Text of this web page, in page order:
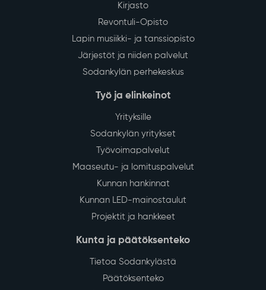
Kirjasto
Revontuli-Opisto
Lapin musiikki- ja tanssiopisto
Järjestöt ja niiden palvelut
Sodankylän perhekeskus
Työ ja elinkeinot
Yrityksille
Sodankylän yritykset
Työvoimapalvelut
Maaseutu- ja lomituspalvelut
Kunnan hankinnat
Kunnan LED-mainostaulut
Projektit ja hankkeet
Kunta ja päätöksenteko
Tietoa Sodankylästä
Päätöksenteko